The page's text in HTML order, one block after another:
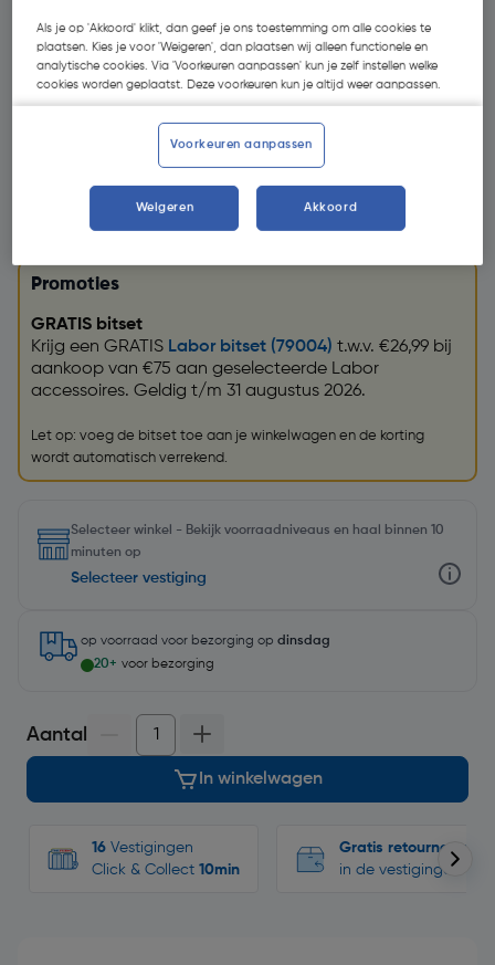
€ 1,49
Kies productvariant(30)
Promoties
GRATIS bitset
Krijg een GRATIS Labor bitset (79004) t.w.v. €26,99 bij
aankoop van €75 aan geselecteerde Labor
accessoires. Geldig t/m 31 augustus 2026.
Let op: voeg de bitset toe aan je winkelwagen en de korting
wordt automatisch verrekend.
Selecteer winkel - Bekijk voorraadniveaus en haal binnen 10
minuten op
Selecteer vestiging
op voorraad voor bezorging op dinsdag
20+ voor bezorging
Aantal
In winkelwagen
16 Vestigingen
Click & Collect 10min
Gratis retourneren
in de vestigingen
Als je op 'Akkoord' klikt, dan geef je ons toestemming om alle cookies te
plaatsen. Kies je voor 'Weigeren', dan plaatsen wij alleen functionele en
analytische cookies. Via 'Voorkeuren aanpassen' kun je zelf instellen welke
cookies worden geplaatst. Deze voorkeuren kun je altijd weer aanpassen.
Voorkeuren aanpassen
Weigeren Akkoord